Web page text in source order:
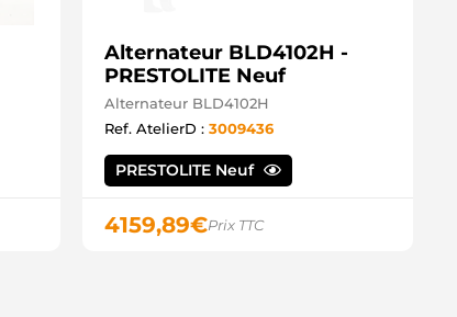
Alternateur BLD4102H -
PRESTOLITE Neuf
Alternateur BLD4102H
Ref. AtelierD : 3009436
PRESTOLITE Neuf
4159,89€Prix TTC